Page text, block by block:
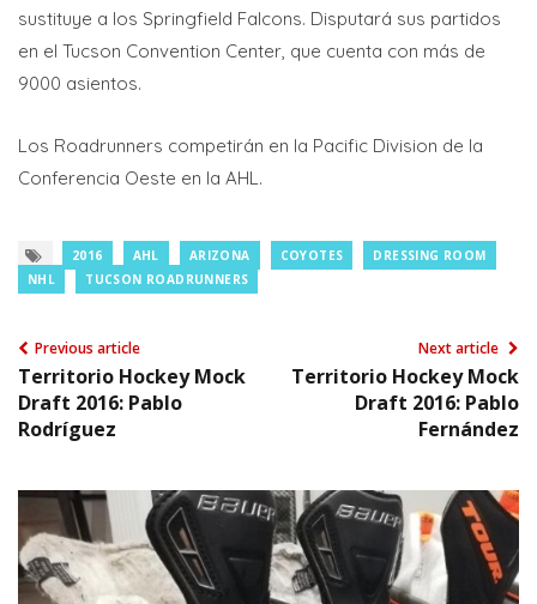
sustituye a los Springfield Falcons. Disputará sus partidos
en el Tucson Convention Center, que cuenta con más de
9000 asientos.
Los Roadrunners competirán en la Pacific Division de la
Conferencia Oeste en la AHL.
2016 AHL ARIZONA COYOTES
DRESSING ROOM
NHL
TUCSON ROADRUNNERS
Previous article
Territorio Hockey Mock
Draft 2016: Pablo
Rodríguez
Next article
Territorio Hockey Mock
Draft 2016: Pablo
Fernández